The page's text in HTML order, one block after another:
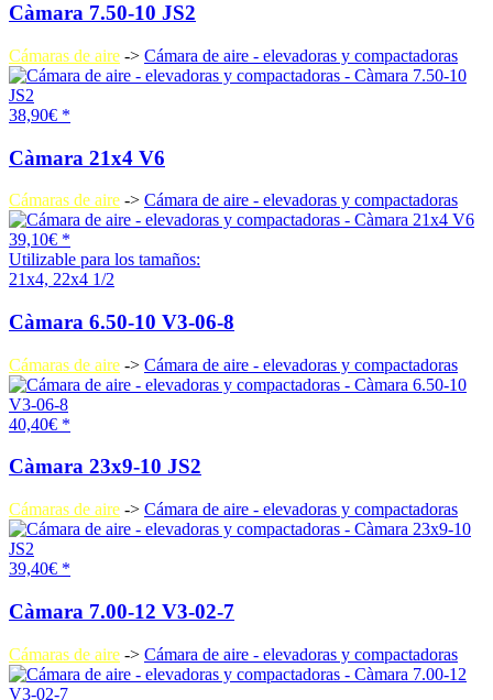
Càmara 7.50-10 JS2
Cámaras de aire -> Cámara de aire - elevadoras y compactadoras
38,90€ *
Càmara 21x4 V6
Cámaras de aire -> Cámara de aire - elevadoras y compactadoras
39,10€ *
Utilizable para los tamaños:
21x4, 22x4 1/2
Càmara 6.50-10 V3-06-8
Cámaras de aire -> Cámara de aire - elevadoras y compactadoras
40,40€ *
Càmara 23x9-10 JS2
Cámaras de aire -> Cámara de aire - elevadoras y compactadoras
39,40€ *
Càmara 7.00-12 V3-02-7
Cámaras de aire -> Cámara de aire - elevadoras y compactadoras